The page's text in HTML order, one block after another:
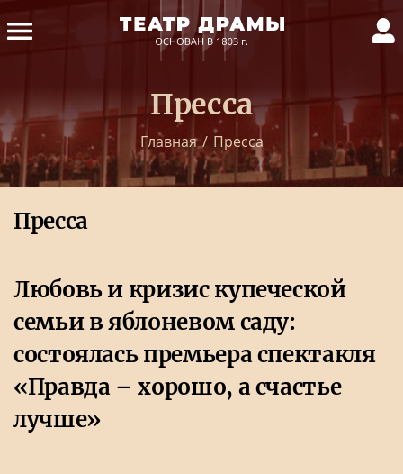
Пресса
Главная / Пресса
Пресса
Любовь и кризис купеческой
семьи в яблоневом саду:
состоялась премьера спектакля
«Правда – хорошо, а счастье
лучше»